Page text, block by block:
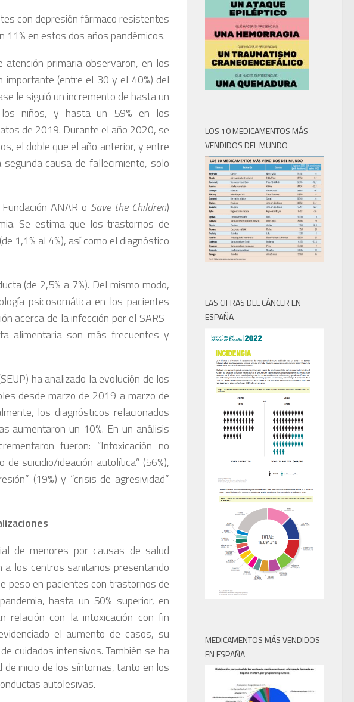
con depresión fármaco resistentes
11% en estos dos años pandémicos.
primaria observaron, en los
importante (entre el 30 y el 40%) del
le siguió un incremento de hasta un
niños, y hasta un 59% en los
de 2019. Durante el año 2020, se
el doble que el año anterior, y entre
causa de fallecimiento, solo
ANAR o Save the Children)
Se estima que los trastornos de
1,1% al 4%), así como el diagnóstico
(de 2,5% a 7%). Del mismo modo,
psicosomática en los pacientes
acerca de la infección por el SARS-
alimentaria son más frecuentes y
ha analizado la evolución de los
desde marzo de 2019 a marzo de
los diagnósticos relacionados
aumentaron un 10%. En un análisis
fueron: “Intoxicación no
suicidio/ideación autolítica” (56%),
(19%) y “crisis de agresividad”
de menores por causas de salud
los centros sanitarios presentando
peso en pacientes con trastornos de
hasta un 50% superior, en
relación con la intoxicación con fin
el aumento de casos, su
cuidados intensivos. También se ha
inicio de los síntomas, tanto en los
autolesivas.
LOS 10 MEDICAMENTOS MÁS
VENDIDOS DEL MUNDO
LAS CIFRAS DEL CÁNCER EN
ESPAÑA
MEDICAMENTOS MÁS VENDIDOS
EN ESPAÑA